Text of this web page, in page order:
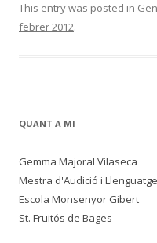
This entry was posted in
febrer 2012.
QUANT A MI
Gemma Majoral Vilaseca
Mestra d'Audició i Llenguatge
Escola Monsenyor Gibert
St. Fruitós de Bages